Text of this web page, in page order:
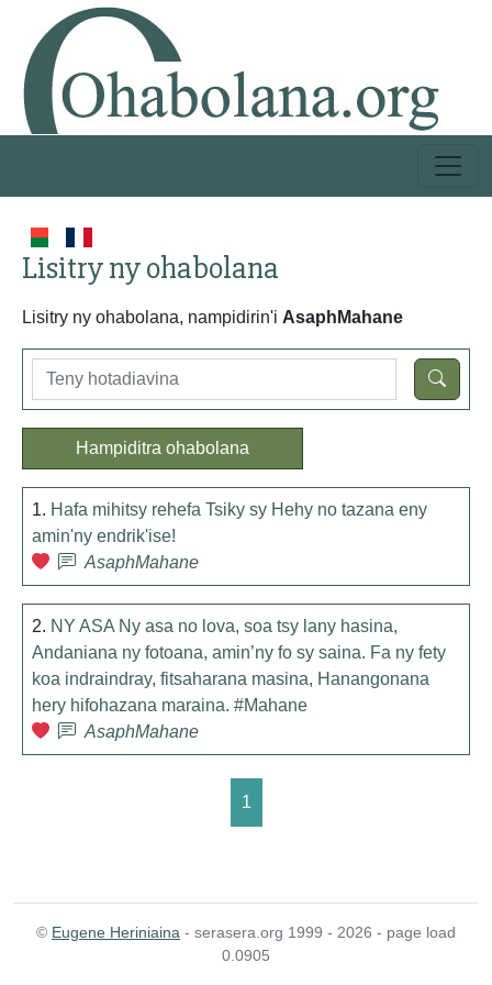
Lisitry ny ohabolana
Lisitry ny ohabolana, nampidirin'i AsaphMahane
Hampiditra ohabolana
1. Hafa mihitsy rehefa Tsiky sy Hehy no tazana eny
amin'ny endrik'ise!
AsaphMahane
2. NY ASA Ny asa no lova, soa tsy lany hasina,
Andaniana ny fotoana, amin’ny fo sy saina. Fa ny fety
koa indraindray, fitsaharana masina, Hanangonana
hery hifohazana maraina. #Mahane
AsaphMahane
1
© Eugene Heriniaina - serasera.org 1999 - 2026 - page load
0.0905